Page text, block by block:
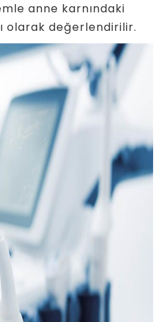
anne karnındaki
olarak değerlendirilir.